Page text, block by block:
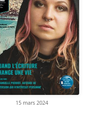
15 mars 2024